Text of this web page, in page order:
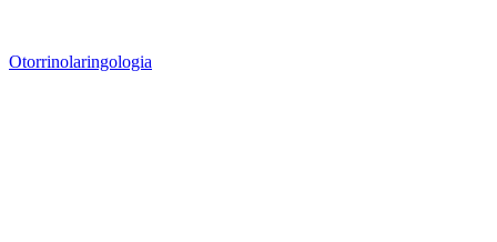
Otorrinolaringologia